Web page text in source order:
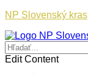
NP Slovenský kras
Edit Content